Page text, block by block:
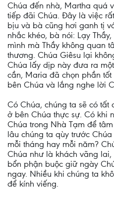
Chúa đến nhà, Martha quá
tiếp đãi Chúa. Đây là việc
bịu và bà cũng hơi ganh tị
nhắc khéo, bà nói: Lạy
mình mà Thầy không quan
thương. Chúa Giêsu lại
Chúa lấy dịp này đưa ra
cần, Maria đã chọn phần
bên Chúa và lắng nghe lời
Có Chúa, chúng ta sẽ có
ở bên Chúa thực sự. Có khi
Chúa trong Nhà Tạm để
lâu chúng ta qùy trước
mỗi tháng hay mỗi năm?
Chúa như là khách vãng
bổn phận buộc giữ ngày
ngay. Nhiều khi chúng ta
để kính viếng.